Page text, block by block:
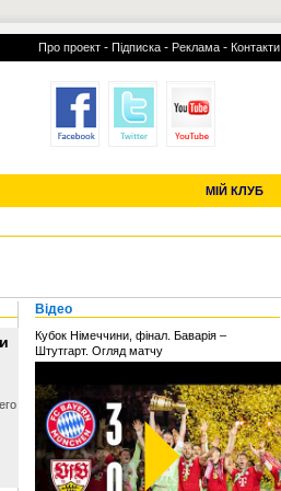
Про проект - Підписка - Реклама - Контакти
МІЙ КЛУБ
УСІ ТРАНСФЕРИ
Відео
Кубок Німеччини, фінал. Баварія –
Штутгарт. Огляд матчу